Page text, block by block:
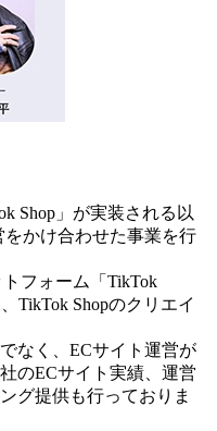
Shop」が実装される以
かけ合わせた事業を行
フォーム「TikTok
TikTok Shopのクリエイ
なく、ECサイト運営が
のECサイト実績、運営
グ提供も行っておりま